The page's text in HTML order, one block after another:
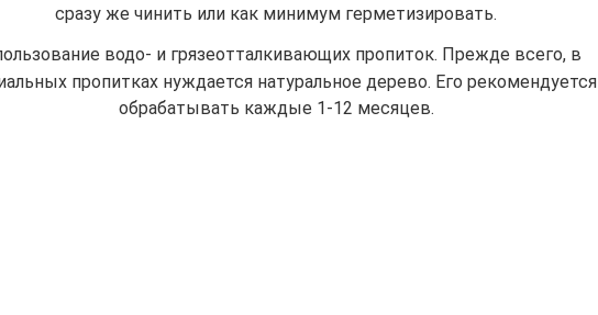
сразу же чинить или как минимум герметизировать.
водо- и грязеотталкивающих пропиток. Прежде всего, в
пропитках нуждается натуральное дерево. Его рекомендуется
обрабатывать каждые 1-12 месяцев.